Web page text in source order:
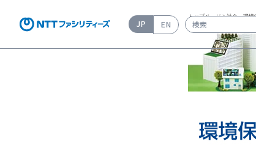
JP EN 検索キーワード入
トップページ>社会・環境